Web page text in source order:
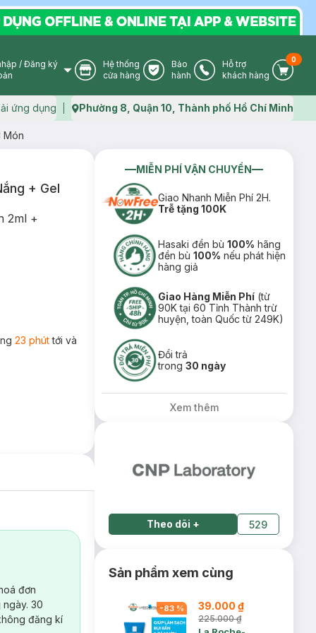
User Icon
/ Đăng ký
Store Icon
Hệ thống
cửa hàng
Warranty Icon
Bảo
hành
Phone Icon
Hỗ trợ
khách hàng
Cart
0
ứng dụng Map icon
Phường 8, Quận 10, Thành phố Hồ Chí Minh
Món
+ Gel
2ml +
23 phúttới và
đơn
30
đăng kí
MIỄN PHÍ VẬN CHUYỂN
Giao Nhanh Miễn Phí 2H.
Trễ tặng 100K
Hasaki đền bù100% hãng
đền bù100% nếu phát hiện
hàng giả
Giao Hàng Miễn Phí (từ
90K tại 60 Tỉnh Thành trừ
huyện, toàn Quốc từ 249K)
Đổi trả
trong30 ngày
Xem thêm
Theo dõi + 529
Sản phẩm xem cùng
-83% 39.000 ₫
225.000 ₫